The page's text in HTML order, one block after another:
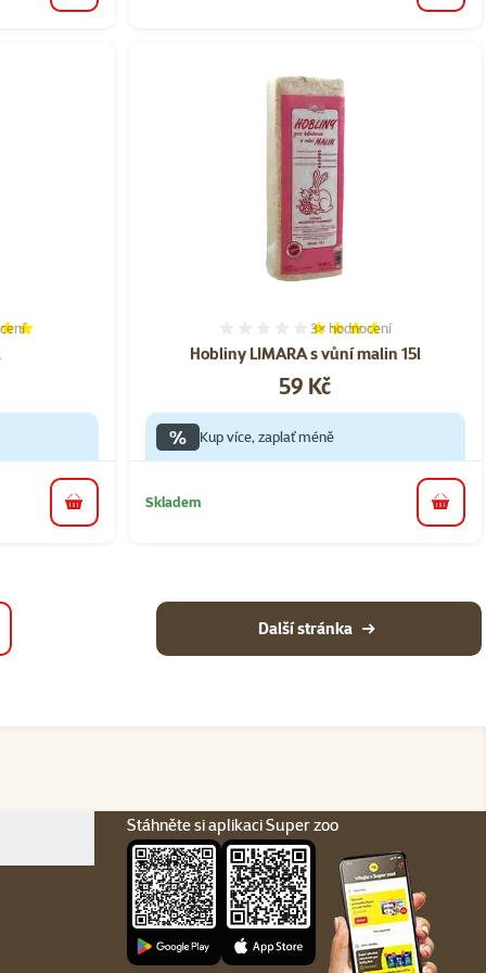
100%, počet hodnocení: 2
do košíku
Hobliny LIMARA s vůní malin 15l
Hodnocení 73%, počet
3× hodnocení
Cena
59 Kč
% Kup více, zaplať méně
Skladem do
Další stránka
Stáhněte si aplikaci Super zoo